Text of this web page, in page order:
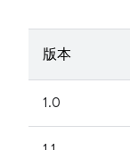
版本
1.0